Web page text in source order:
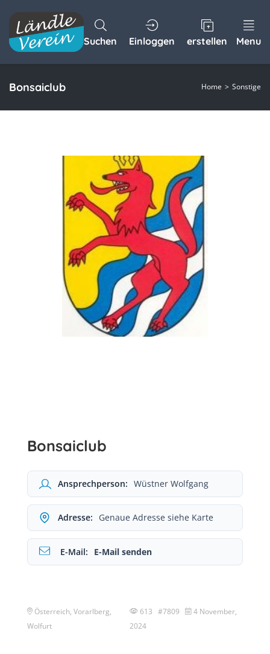
Suchen Einloggen erstellen Menu
Bonsaiclub Home Sonstige
Bonsaiclub
Ansprechperson: Wüstner Wolfgang
Adresse: Genaue Adresse siehe Karte
E-Mail: E-Mail senden
Österreich, Vorarlberg,
Wolfurt
613 #7809
4 November,
2024